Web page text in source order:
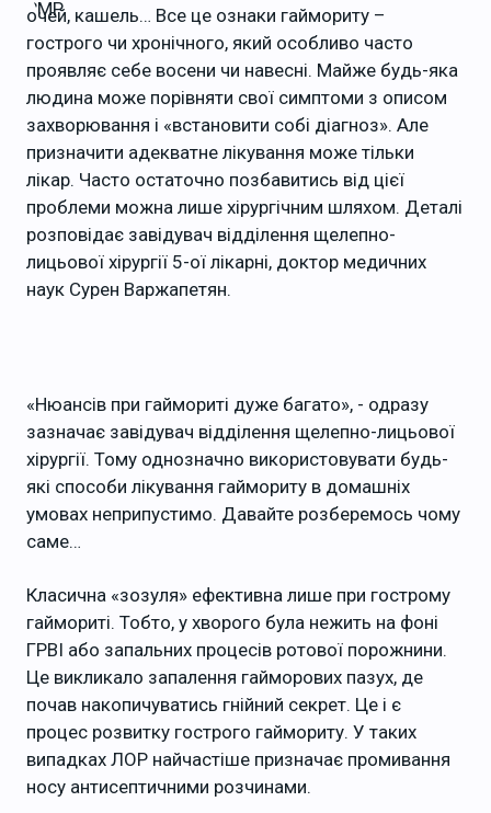
очей, кашель… Все це ознаки гаймориту –
гострого чи хронічного, який особливо часто
проявляє себе восени чи навесні. Майже будь-яка
людина може порівняти свої симптоми з описом
захворювання і «встановити собі діагноз». Але
призначити адекватне лікування може тільки
лікар. Часто остаточно позбавитись від цієї
проблеми можна лише хірургічним шляхом. Деталі
розповідає завідувач відділення щелепно-
лицьової хірургії 5-ої лікарні, доктор медичних
наук Сурен Варжапетян.
«Нюансів при гаймориті дуже багато», - одразу
зазначає завідувач відділення щелепно-лицьової
хірургії. Тому однозначно використовувати будь-
які способи лікування гаймориту в домашніх
умовах неприпустимо. Давайте розберемось чому
саме…
Класична «зозуля» ефективна лише при гострому
гаймориті. Тобто, у хворого була нежить на фоні
ГРВІ або запальних процесів ротової порожнини.
Це викликало запалення гайморових пазух, де
почав накопичуватись гнійний секрет. Це і є
процес розвитку гострого гаймориту. У таких
випадках ЛОР найчастіше призначає промивання
носу антисептичними розчинами.